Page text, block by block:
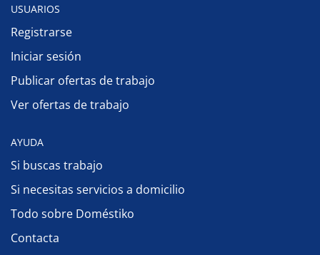
USUARIOS
Registrarse
Iniciar sesión
Publicar ofertas de trabajo
Ver ofertas de trabajo
AYUDA
Si buscas trabajo
Si necesitas servicios a domicilio
Todo sobre Doméstiko
Contacta